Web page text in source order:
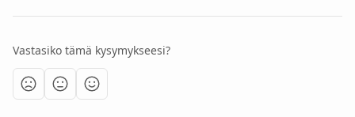
Vastasiko tämä kysymykseesi?